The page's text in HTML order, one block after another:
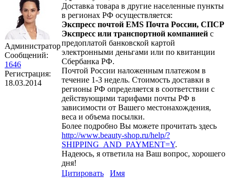
Администратор
Сообщений:
1646
Регистрация:
18.03.2014
Доставка товара в другие населенные пункты
в регионах РФ осуществляется:
Экспресс почтой EMS Почта России, СПСР
Экспресс или транспортной компанией с
предоплатой банковской картой
электронными деньгами или по квитанции
Сбербанка РФ.
Почтой России наложенным платежом в
течение 1-3 недель. Стоимость доставки в
регионы РФ определяется в соответствии с
действующими тарифами почты РФ в
зависимости от Вашего местонахождения,
веса и объема посылки.
Более подробно Вы можете прочитать здесь
http://www.beauty-shop.ru/help/?
SHIPPING_AND_PAYMENT=Y.
Надеюсь, я ответила на Ваш вопрос, хорошего
дня!
Цитировать
Имя